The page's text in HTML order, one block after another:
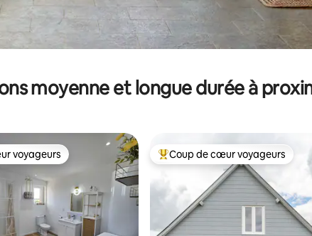
moyenne et longue durée à
voyageurs
voyageurs Coups de cœur voyageurs les
Coup de cœur voyageurs